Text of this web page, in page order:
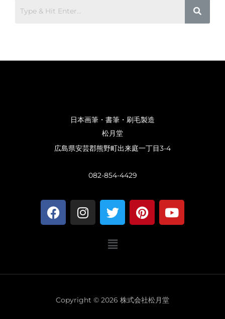
日本画筆・書筆・刷毛製造
松月堂
広島県安芸郡熊野町出来庭一丁目3-4
082-854-4429
F
a
I
n
a
m
T
w
t
P
i
s
t
Y
o
メ
ニ
ー
Copyright © 2026 株式会社松月堂